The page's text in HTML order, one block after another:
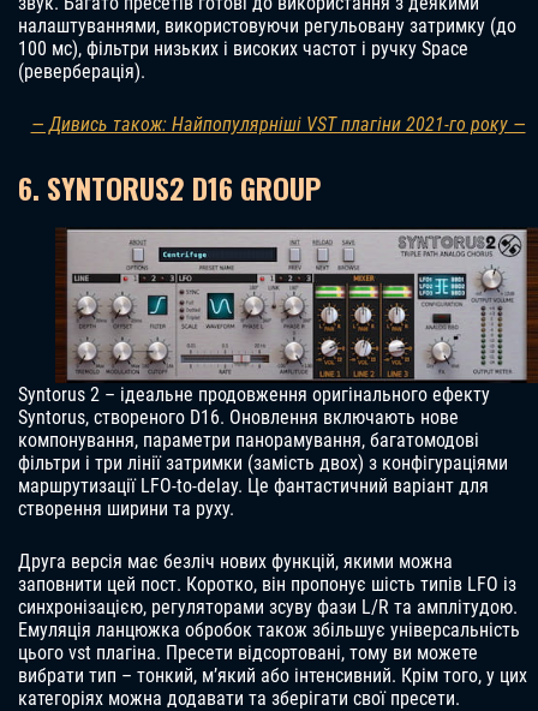
налаштуваннями, використовуючи регульовану затримку (до
100 мс), фільтри низьких і високих частот і ручку Space
(реверберація).
— Дивись також: Найпопулярніші VST плагіни 2021-го року —
6. SYNTORUS2 D16 GROUP
Syntorus 2 – ідеальне продовження оригінального ефекту
Syntorus, створеного D16. Оновлення включають нове
компонування, параметри панорамування, багатомодові
фільтри і три лінії затримки (замість двох) з конфігураціями
маршрутизації LFO-to-delay. Це фантастичний варіант для
створення ширини та руху.
Друга версія має безліч нових функцій, якими можна
заповнити цей пост. Коротко, він пропонує шість типів LFO із
синхронізацією, регуляторами зсуву фази L/R та амплітудою.
Емуляція ланцюжка обробок також збільшує універсальність
цього vst плагіна. Пресети відсортовані, тому ви можете
вибрати тип – тонкий, м’який або інтенсивний. Крім того, у цих
категоріях можна додавати та зберігати свої пресети.